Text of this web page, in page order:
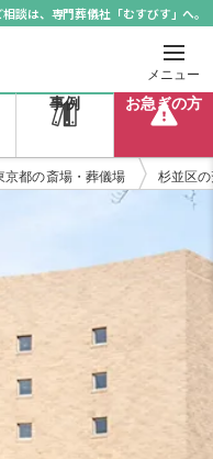
談は、専門葬儀社「むすびす」へ。
メニュー
事例 お急ぎの方
京都の斎場・葬儀場 杉並区